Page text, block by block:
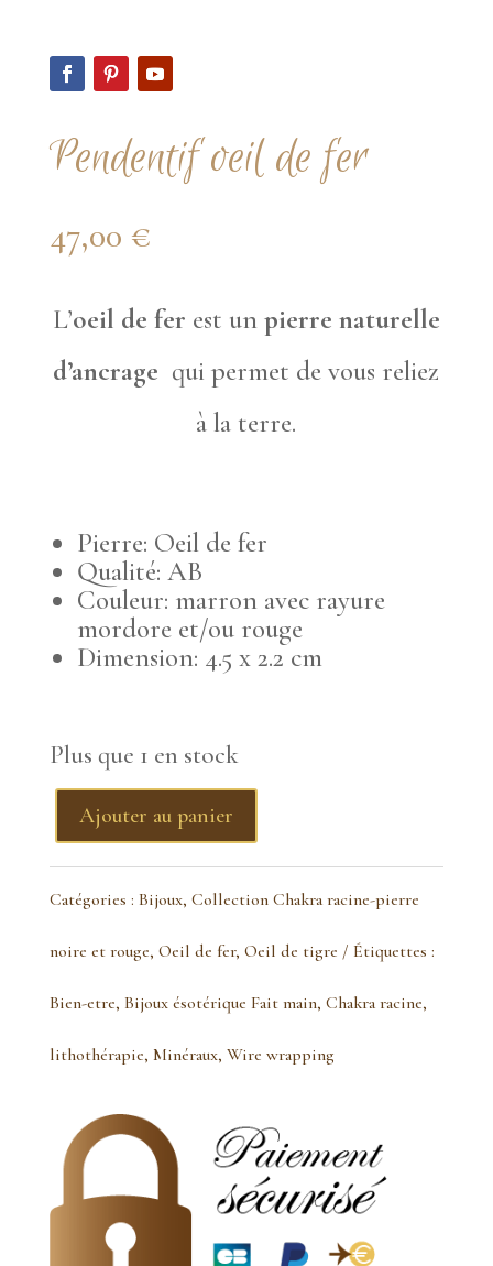
Pendentif oeil de fer
47,00 €
L’oeil de fer est unpierre naturelle
d’ancrage qui permet de vous reliez
à la terre.
Pierre: Oeil de fer
Qualité: AB
Couleur: marron avec rayure
mordore et/ou rouge
Dimension: 4.5 x 2.2 cm
Plus que 1 en stock
quantité
de
oeil
de
Ajouter au panier
Catégories : Bijoux, Collection Chakra racine-pierre
noire et rouge, Oeil de fer, Oeil de tigre Étiquettes :
Bien-etre, Bijoux ésotérique Fait main, Chakra racine,
lithothérapie, Minéraux, Wire wrapping